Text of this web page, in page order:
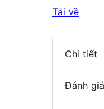
Tải về
Chi tiết
Đánh giá